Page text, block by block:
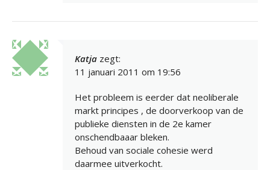
Katja zegt:
11 januari 2011 om 19:56
Het probleem is eerder dat neoliberale
markt principes , de doorverkoop van de
publieke diensten in de 2e kamer
onschendbaaar bleken.
Behoud van sociale cohesie werd
daarmee uitverkocht.